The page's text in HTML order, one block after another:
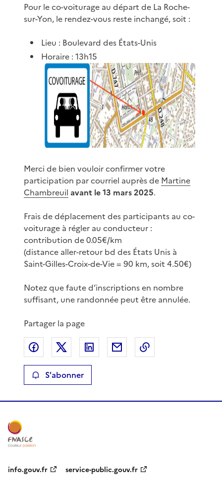
Pour le co-voiturage au départ de La Roche-
sur-Yon, le rendez-vous reste inchangé, soit :
Lieu : Boulevard des États-Unis
Horaire : 13h15
Merci de bien vouloir confirmer votre
participation par courriel auprès de Martine
Chambreuil avant le 13 mars 2025.
Frais de déplacement des participants au co-
voiturage à régler au conducteur :
contribution de 0.05€/km
(distance aller-retour bd des États Unis à
Saint-Gilles-Croix-de-Vie = 90 km, soit 4.50€)
Notez que faute d’inscriptions en nombre
suffisant, une randonnée peut être annulée.
Partager la page
Partager sur Facebook
Partager sur XPartager sur LinkedIn
Partager par email
S'abonner
info.gouv.fr service-public.gouv.fr